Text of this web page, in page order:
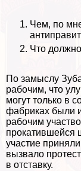
Чем, по
Что
По замыслу
рабочим, что
могут только в
фабриках были
рабочим
прокатившейся
участие
вызвало
в отставку.